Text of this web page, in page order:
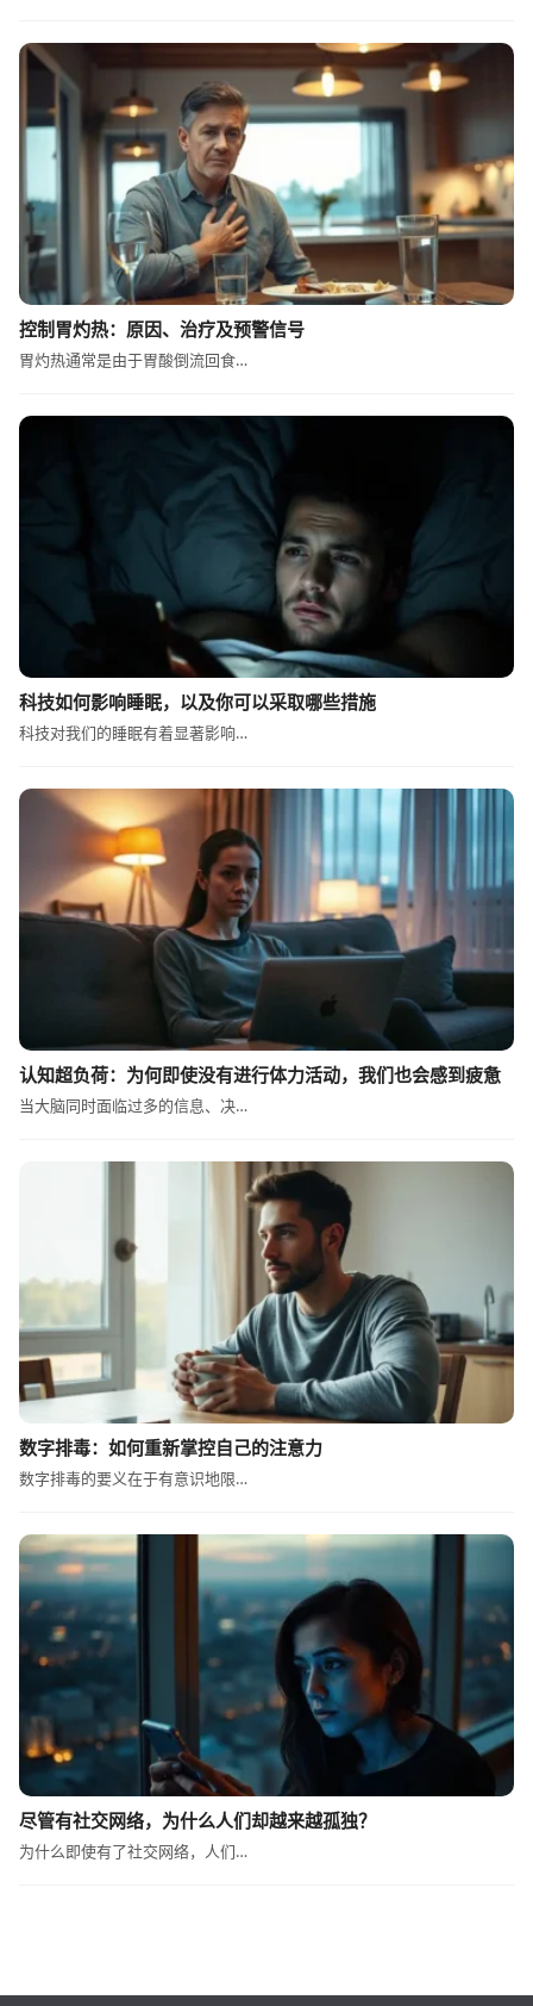
控制胃灼热：原因、治疗及预警信号
胃灼热通常是由于胃酸倒流回食…
科技如何影响睡眠，以及你可以采取哪些措施
科技对我们的睡眠有着显著影响…
认知超负荷：为何即使没有进行体力活动，我们也会感到疲惫
当大脑同时面临过多的信息、决…
数字排毒：如何重新掌控自己的注意力
数字排毒的要义在于有意识地限…
尽管有社交网络，为什么人们却越来越孤独？
为什么即使有了社交网络，人们…